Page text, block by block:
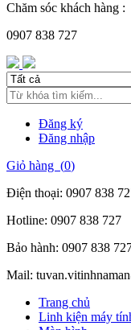
Chăm sóc khách hàng :
0907 838 727
Đăng ký
Đăng nhập
Giỏ hàng (0)
Điện thoại: 0907 838
Hotline: 0907 838 727
Bảo hành: 0907 838
Mail:
Trang chủ
Linh kiện máy